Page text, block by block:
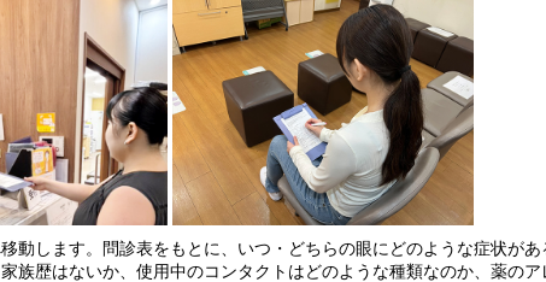
動します。問診表をもとに、いつ・どちらの眼にどのような症状があ
族歴はないか、使用中のコンタクトはどのような種類なのか、薬のア